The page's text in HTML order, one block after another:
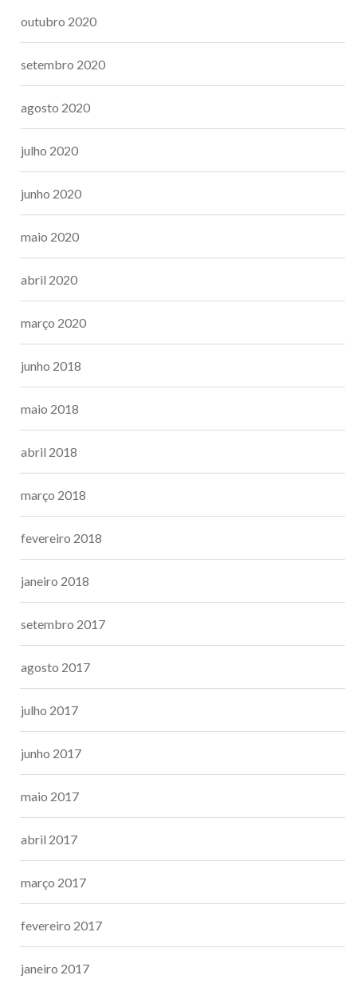
outubro 2020
setembro 2020
agosto 2020
julho 2020
junho 2020
maio 2020
abril 2020
março 2020
junho 2018
maio 2018
abril 2018
março 2018
fevereiro 2018
janeiro 2018
setembro 2017
agosto 2017
julho 2017
junho 2017
maio 2017
abril 2017
março 2017
fevereiro 2017
janeiro 2017